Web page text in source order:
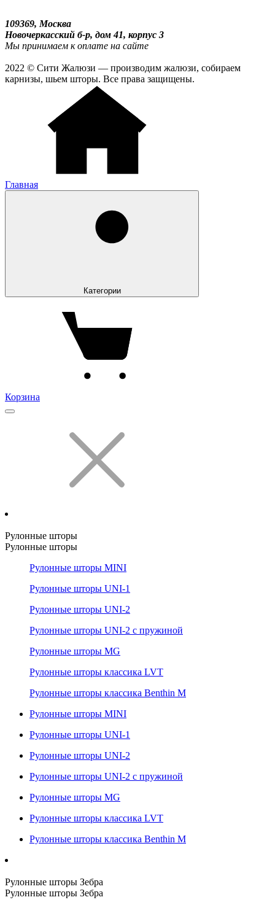
109369, Москва
Новочеркасский б-р, дом 41, корпус 3
Мы принимаем к оплате на сайте
2022 © Сити Жалюзи — производим жалюзи, собираем
карнизы, шьем шторы. Все права защищены.
Главная
Категории
Корзина
Рулонные шторы
Рулонные шторы
Рулонные шторы MINI
Рулонные шторы UNI-1
Рулонные шторы UNI-2
Рулонные шторы UNI-2 с пружиной
Рулонные шторы MG
Рулонные шторы классика LVT
Рулонные шторы классика Benthin M
Рулонные шторы MINI
Рулонные шторы UNI-1
Рулонные шторы UNI-2
Рулонные шторы UNI-2 с пружиной
Рулонные шторы MG
Рулонные шторы классика LVT
Рулонные шторы классика Benthin M
Рулонные шторы Зебра
Рулонные шторы Зебра